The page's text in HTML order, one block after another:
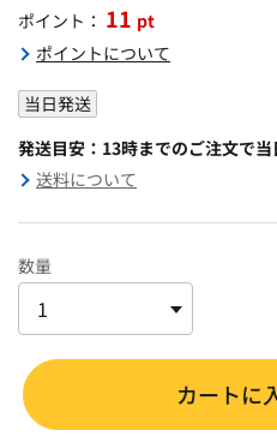
ポイント： 11 pt
ポイントについて
当日発送
発送目安：13時までのご注文で当
送料について
数量
カートに